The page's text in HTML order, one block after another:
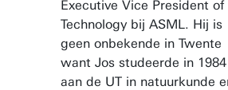
Executive Vice President of
Technology bij ASML. Hij is
geen onbekende in Twente
want Jos studeerde in
aan de UT in natuurkunde